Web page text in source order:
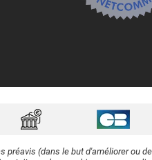
(dans le but d'améliorer ou